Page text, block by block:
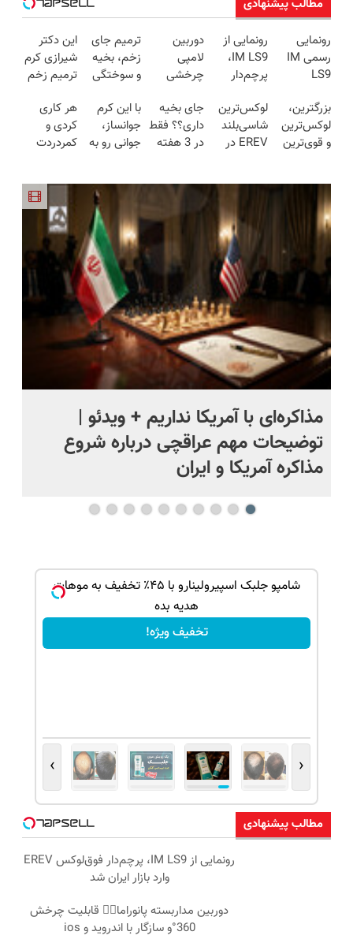
مطالب پیشنهادی
رونمایی
رسمی IM
LS9
EREV در
ایران
رونمایی از
IM LS9،
پرچم‌دار
EREV وارد
بازار ایران
شد
دوربین
لامپی
چرخشی
فقط امروز
حراج شد🔥
پرداخت
ترمیم جای
زخم، بخیه
و سوختگی
هفته!!😍
این دکتر
شیرازی کرم
ترمیم زخم
ساخت!!!
بزرگترین،
لوکس‌ترین
و قوی‌ترین
در ایران
رونمایی شد
لوکس‌ترین
شاسی‌بلند
EREV در
جای بخیه
داری؟؟ فقط
در 3 هفته
با این کرم
جوانساز،
جوانی رو به
تخفیف)
هر کاری
کردی و
کمردردت
پرسشنامه و
دریافت راه
حل
مذاکره‌ای با آمریکا نداریم + ویدئو |
توضیحات مهم عراقچی درباره شروع
مذاکره آمریکا و ایران
شامپو جلبک اسپیرولینارو با ۴۵٪ تخفیف به موهات
هدیه بده
تخفیف ویژه!
‹
›
مطالب پیشنهادی
رونمایی از IM LS9، پرچم‌دار فوق‌لوکس EREV
وارد بازار ایران شد
دوربین مداربسته پانوراما👈🏻 قابلیت چرخش
360°و سازگار با اندروید و ios